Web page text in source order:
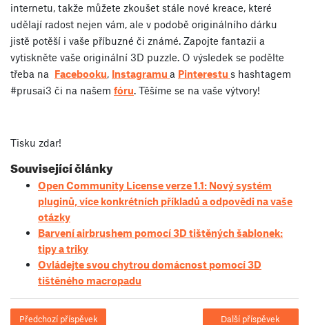
internetu, takže můžete zkoušet stále nové kreace, které
udělají radost nejen vám, ale v podobě originálního dárku
jistě potěší i vaše příbuzné či známé. Zapojte fantazii a
vytiskněte vaše originální 3D puzzle. O výsledek se podělte
třeba na Facebooku Instagramu a Pinterestu s hashtagem
#prusai3 či na našem fóru . Těšíme se na vaše výtvory!
Tisku zdar!
Související články
Open Community License verze 1.1: Nový systém
pluginů, více konkrétních příkladů a odpovědi na vaše
otázky
Barvení airbrushem pomocí 3D tištěných šablonek:
tipy a triky
Ovládejte svou chytrou domácnost pomocí 3D
tištěného macropadu
Předchozí příspěvek Další příspěvek